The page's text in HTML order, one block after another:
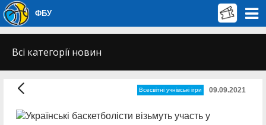
ФБУ
Всі категорії новин
Всесвітні учнівські ігри 09.09.2021